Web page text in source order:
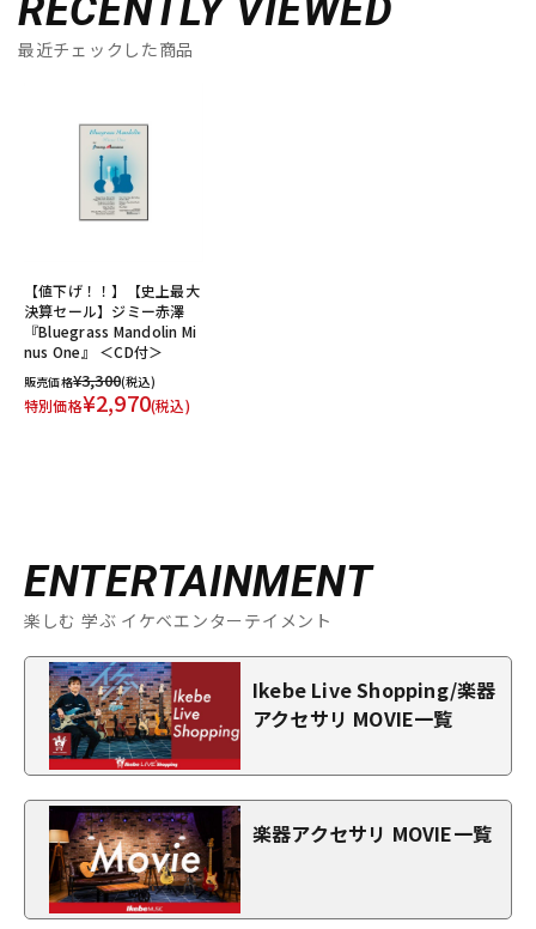
RECENTLY VIEWED
最近チェックした商品
【値下げ！！】【史上最大
決算セール】ジミー赤澤
『Bluegrass Mandolin Mi
nus One』 ＜CD付＞
販売価格¥3,300(税込)
特別価格¥2,970(税込)
ENTERTAINMENT
楽しむ 学ぶ イケベエンターテイメント
Ikebe Live Shopping/楽器
アクセサリ MOVIE一覧
楽器アクセサリ MOVIE一覧